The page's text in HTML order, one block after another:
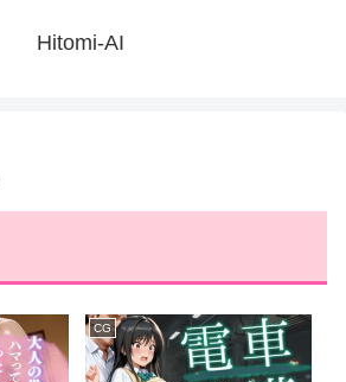
Hitomi-AI
CG